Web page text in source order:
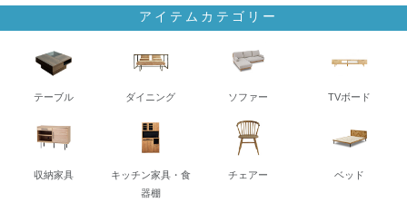
アイテムカテゴリー
テーブル ダイニング ソファー TVボード
収納家具
キッチン家具・食
器棚
チェアー ベッド